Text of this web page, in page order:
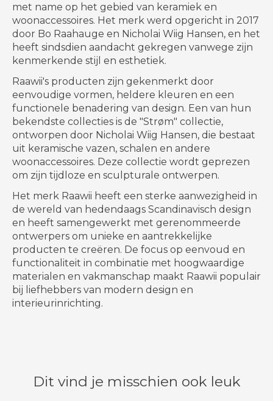
met name op het gebied van keramiek en
woonaccessoires. Het merk werd opgericht in 2017
door Bo Raahauge en Nicholai Wiig Hansen, en het
heeft sindsdien aandacht gekregen vanwege zijn
kenmerkende stijl en esthetiek.
Raawii's producten zijn gekenmerkt door
eenvoudige vormen, heldere kleuren en een
functionele benadering van design. Een van hun
bekendste collecties is de "Strøm" collectie,
ontworpen door Nicholai Wiig Hansen, die bestaat
uit keramische vazen, schalen en andere
woonaccessoires. Deze collectie wordt geprezen
om zijn tijdloze en sculpturale ontwerpen.
Het merk Raawii heeft een sterke aanwezigheid in
de wereld van hedendaags Scandinavisch design
en heeft samengewerkt met gerenommeerde
ontwerpers om unieke en aantrekkelijke
producten te creëren. De focus op eenvoud en
functionaliteit in combinatie met hoogwaardige
materialen en vakmanschap maakt Raawii populair
bij liefhebbers van modern design en
interieurinrichting.
Dit vind je misschien ook leuk